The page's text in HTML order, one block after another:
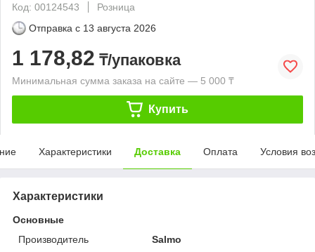
Код: 00124543
Розница
Отправка с 13 августа 2026
1 178,82 ₸/упаковка
Минимальная сумма заказа на сайте — 5 000 ₸
Купить
Характеристики Доставка Оплата Условия
Характеристики
Основные
Производитель
Salmo